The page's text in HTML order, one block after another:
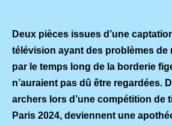
Deux pièces issues d’une
télévision ayant des problèmes de
par le temps long de la borderie
n’auraient pas dû être regardées.
archers lors d’une compétition de
Paris 2024, deviennent une